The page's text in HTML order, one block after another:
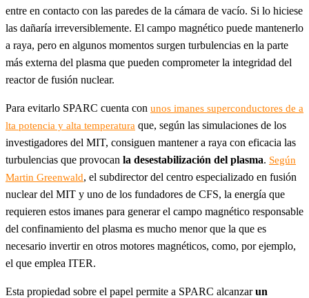
entre en contacto con las paredes de la cámara de vacío. Si lo hiciese
las dañaría irreversiblemente. El campo magnético puede mantenerlo
a raya, pero en algunos momentos surgen turbulencias en la parte
más externa del plasma que pueden comprometer la integridad del
reactor de fusión nuclear.
Para evitarlo SPARC cuenta con unos imanes superconductores de a
lta potencia y alta temperatura que, según las simulaciones de los
investigadores del MIT, consiguen mantener a raya con eficacia las
turbulencias que provocan la desestabilización del plasma. Según
Martin Greenwald, el subdirector del centro especializado en fusión
nuclear del MIT y uno de los fundadores de CFS, la energía que
requieren estos imanes para generar el campo magnético responsable
del confinamiento del plasma es mucho menor que la que es
necesario invertir en otros motores magnéticos, como, por ejemplo,
el que emplea ITER.
Esta propiedad sobre el papel permite a SPARC alcanzarun